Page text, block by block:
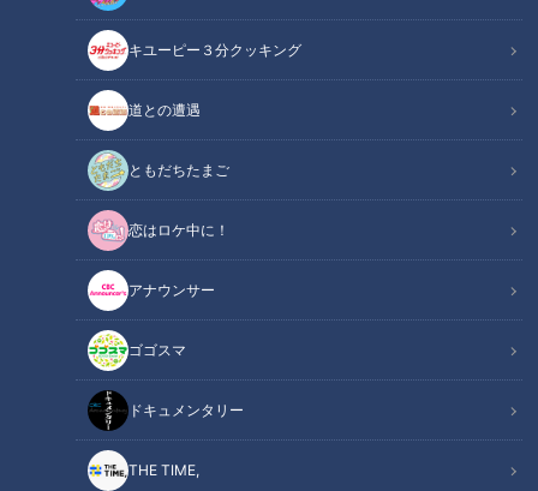
キユーピー３分クッキング
道との遭遇
ともだちたまご
恋はロケ中に！
アナウンサー
ゴゴスマ
ドキュメンタリー
THE TIME,
「サンデードラゴンズ」より清水達也投手(C)CBCテレビ
中日ドラゴンズ
サンドラコラム
【サンドラを観られなかった全国のドラ友と共有したい番組の
関連リンク
【動画】ドラゴンズOB戦！英智（48）のファ
ＣＢＣテレビ「サンデードラゴンズ」（毎週日曜日１２時５４
分から東海エリアで生放送）をみたコラム